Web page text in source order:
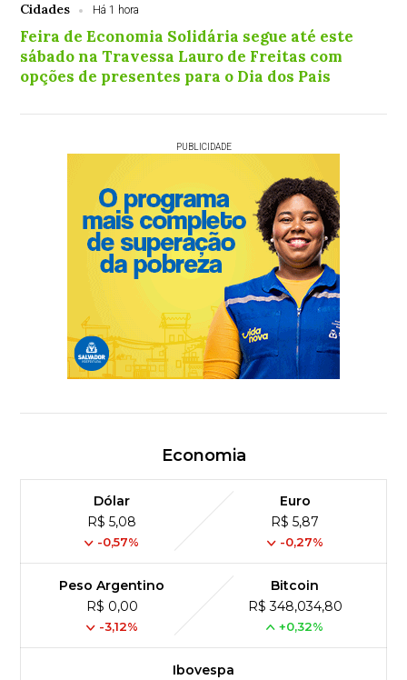
Cidades Há 1 hora
Feira de Economia Solidária segue até este
sábado na Travessa Lauro de Freitas com
opções de presentes para o Dia dos Pais
PUBLICIDADE
Economia
Dólar
R$ 5,08
-0,57%
Euro
R$ 5,87
-0,27%
Peso Argentino
R$ 0,00
-3,12%
Bitcoin
R$ 348,034,80
+0,32%
Ibovespa